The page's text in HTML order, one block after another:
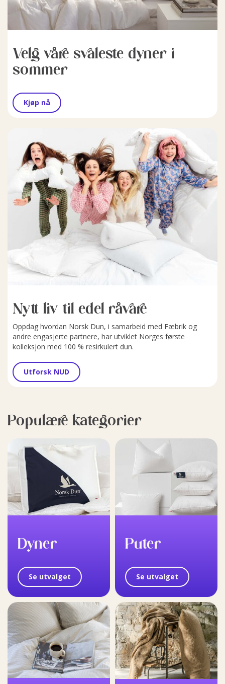
Velg våre svaleste dyner i
sommer
Kjøp nå
Nytt liv til edel råvare
Oppdag hvordan Norsk Dun, i samarbeid med Fæbrik og
andre engasjerte partnere, har utviklet Norges første
kolleksjon med 100 % resirkulert dun.
Utforsk NUD
Populære kategorier
Dyner
Se utvalget
Puter
Se utvalget